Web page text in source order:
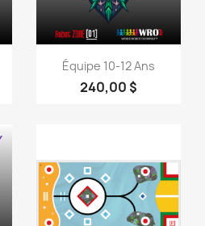
Aperçu rapide
Équipe 10-12 Ans
240,00 $